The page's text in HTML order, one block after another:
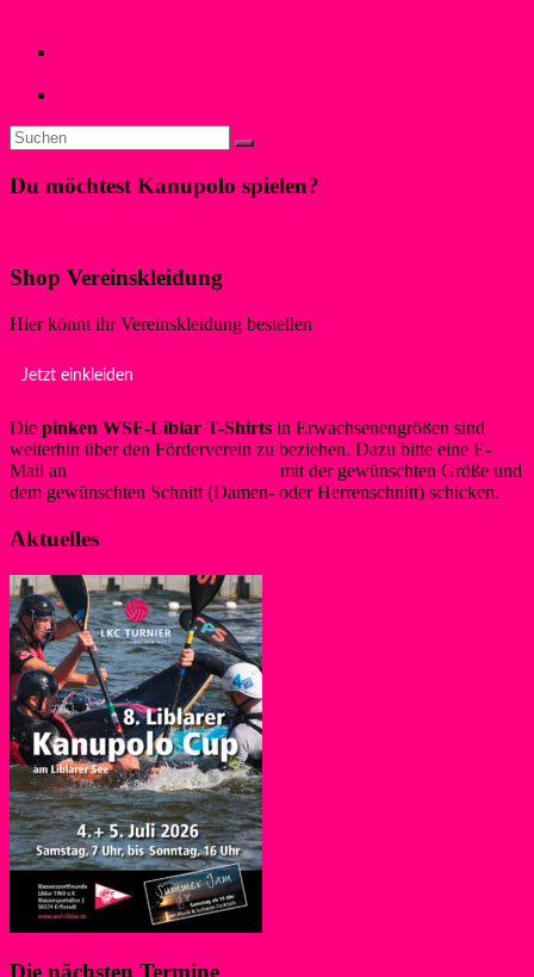
Du möchtest Kanupolo spielen?
Shop Vereinskleidung
Hier könnt ihr Vereinskleidung bestellen
Jetzt einkleiden
Die pinken WSF-Liblar T-Shirts in Erwachsenengrößen sind
weiterhin über den Förderverein zu beziehen. Dazu bitte eine E-
Mail an
mit der gewünschten Größe und
dem gewünschten Schnitt (Damen- oder Herrenschnitt) schicken.
Aktuelles